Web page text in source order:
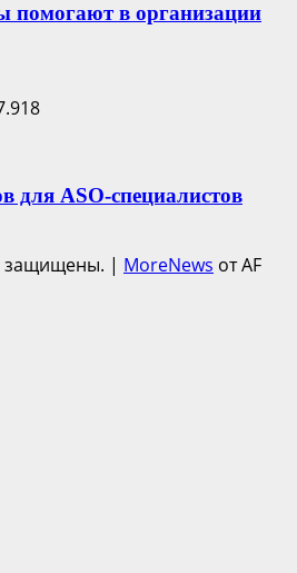
помогают в организации
для ASO-специалистов
защищены. | MoreNews от AF